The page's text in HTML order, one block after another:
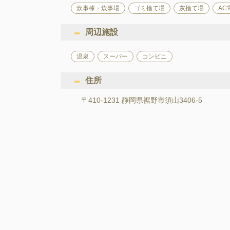
炊事棟・炊事場 ゴミ捨て場 灰捨て場 AC
周辺施設
温泉 スーパー コンビニ
住所
〒410-1231 静岡県裾野市須山3406-5